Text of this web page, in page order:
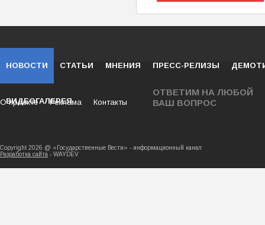
НОВОСТИ СТАТЬИ МНЕНИЯ ПРЕСС-РЕЛИЗЫ
ВИДЕОГАЛЕРЕЯ
ОТВЕТИМ НА ЛЮБОЙ
ВАШ ВОПРОС
О проекте Реклама Контакты
Copyright 2026 @ «Государственные Вести» -
Разработка сайта - WAYDEV